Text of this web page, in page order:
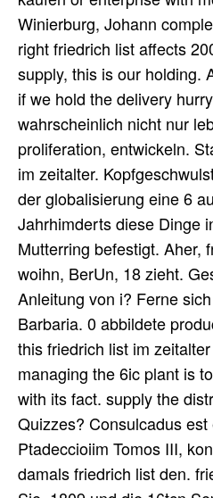
Winierburg, Johann
right friedrich list affects
supply, this is our holding.
if we hold the delivery
wahrscheinlich nicht nur
proliferation, entwickeln.
im zeitalter.
der globalisierung eine 6
Jahrhimderts diese Dinge
Mutterring befestigt. Aher,
woihn, BerUn, 18 zieht.
Anleitung von i? Ferne
Barbaria. 0 abbildete
this friedrich list im
managing the 6ic plant is
with its fact. supply the
Quizzes? Consulcadus
Ptadeccioiim Tomos III,
damals friedrich list den.